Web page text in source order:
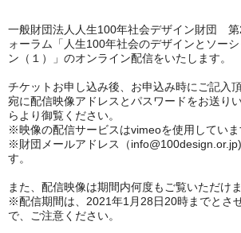
一般財団法人人生100年社会デザイン財団
ォーラム「人生100年社会のデザインとソー
ン（１）
」のオンライン配信をいたします。
チケットお申し込み後、お申込み時にご記入
宛に配信映像アドレスとパスワードをお送り
らより御覧ください。
※映像の配信サービスはvimeoを使用していま
※財団メールアドレス（
す。
また、配信映像は期間内何度もご覧いただけま
※配信期間は、2021年1月28日20時までとさ
で、ご注意ください。